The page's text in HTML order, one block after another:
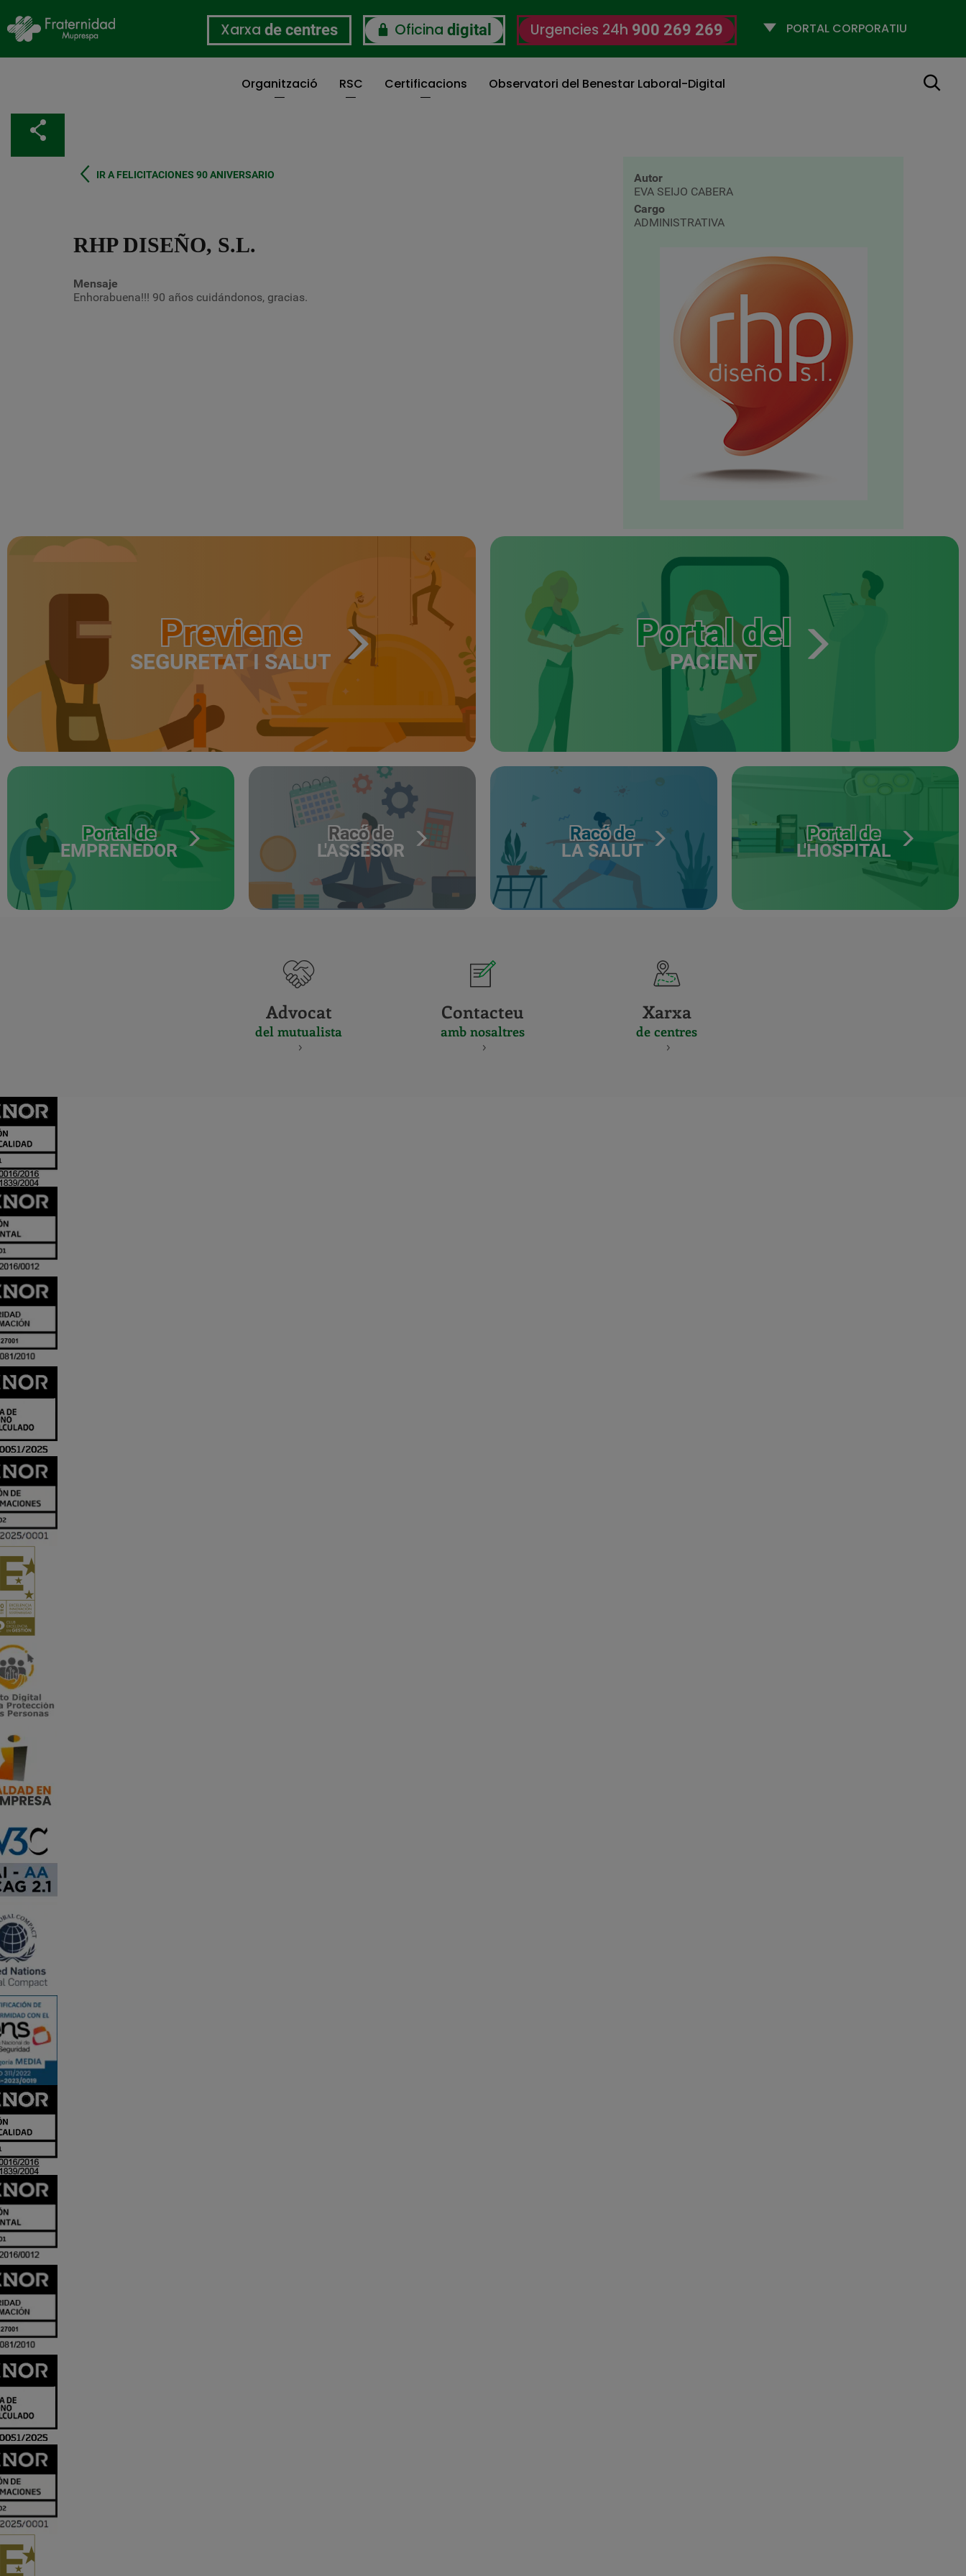
contingut
Xarxa de centres Oficina digital Urgencies 24h 900 269 269
Selecciona
Organització RSC Certificacions Observatori del Benestar Laboral-Digital Cerca
IR A FELICITACIONES 90 ANIVERSARIO
RHP DISEÑO, S.L.
Mensaje
Enhorabuena!!! 90 años cuidándonos, gracias.
Autor
EVA SEIJO CABERA
Cargo
ADMINISTRATIVA
Previene
SEGURETAT I SALUT
Portal del
PACIENT
Portal de
EMPRENEDOR
Racó de
L'ASSESOR
Racó de
LA SALUT
Portal de
L'HOSPITAL
Advocat
del mutualista
Contacteu
amb nosaltres
Xarxa
de centres